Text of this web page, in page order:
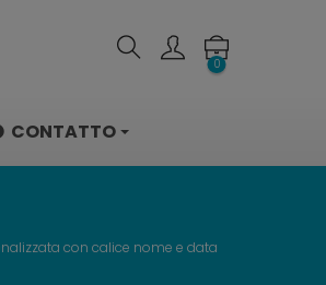
0
CONTATTO
con calice nome e data